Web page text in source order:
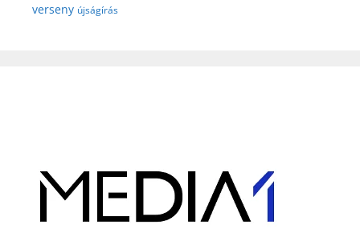
verseny újságírás